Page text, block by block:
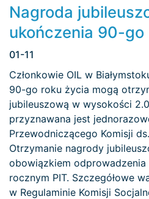
Nagroda
ukończenia 90-go
01-11
Członkowie OIL w
90-go roku życia mogą
jubileuszową w wysokości
przyznawana jest
Przewodniczącego Komisji
Otrzymanie nagrody
obowiązkiem
rocznym PIT. Szczegółowe
w Regulaminie Komisji